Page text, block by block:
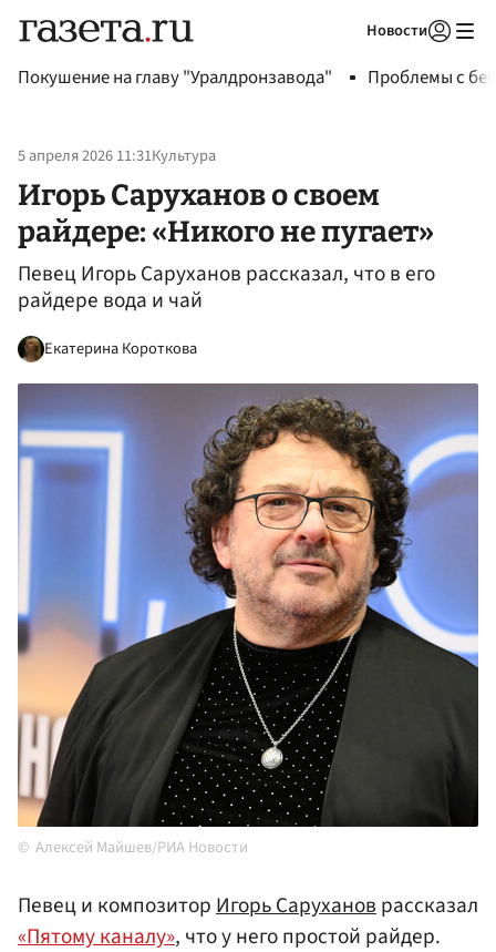
Новости
Покушение на главу "Уралдронзавода" Проблемы с
5 апреля 2026 11:31Культура
Игорь Саруханов о своем
райдере: «Никого не пугает»
Певец Игорь Саруханов рассказал, что в его
райдере вода и чай
Екатерина Короткова
Алексей Майшев/РИА Новости
Певец и композиторИгорь Сарухановрассказал
«Пятому каналу», что у него простой райдер.